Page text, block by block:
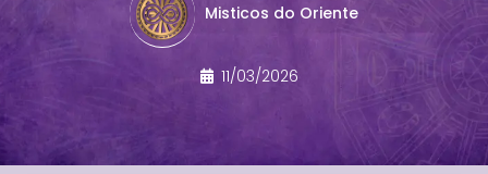
Misticos do Oriente
11/03/2026